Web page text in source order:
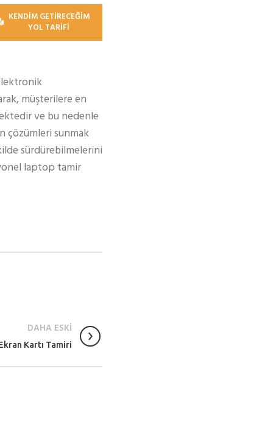
KENDİM GETİRECEĞİM
YOL TARİFİ
müşterilere en
ve bu nedenle
çözümleri sunmak
sürdürebilmelerini
laptop tamir
DAHA ESKİ
Kartı Tamiri